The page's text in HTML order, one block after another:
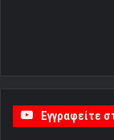
Εγγραφείτε